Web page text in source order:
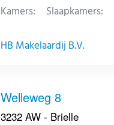
Kamers: Slaapkamers:
HB Makelaardij B.V.
Welleweg 8
3232 AW - Brielle